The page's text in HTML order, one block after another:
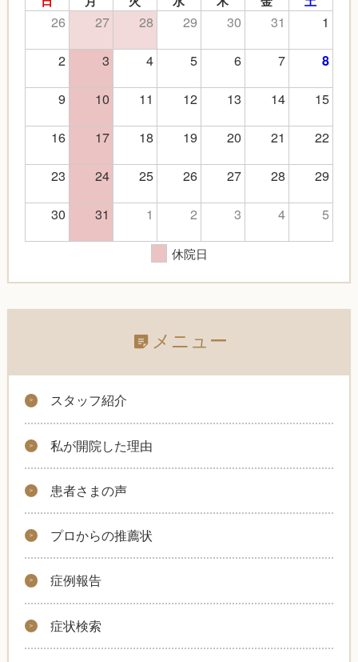
26 27 28 29 30 31
1
2
3 4 5 6 7 8
9 10 11 12 13 14
15
16
17 18 19 20 21
22
23
24 25 26 27 28
29
30
31 1 2 3 4 5
休院日
メニュー
スタッフ紹介
私が開院した理由
患者さまの声
プロからの推薦状
症例報告
症状検索